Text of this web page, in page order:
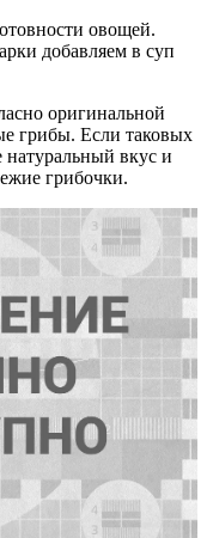
овощей.
добавляем в суп
оригинальной
грибы. Если таковых
натуральный вкус и
грибочки.